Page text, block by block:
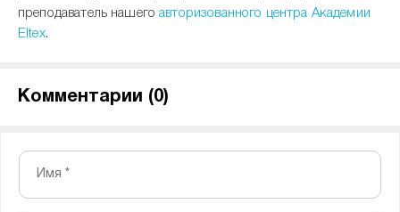
преподаватель нашегоавторизованного центра Академии
Eltex.
Комментарии (0)
Имя *